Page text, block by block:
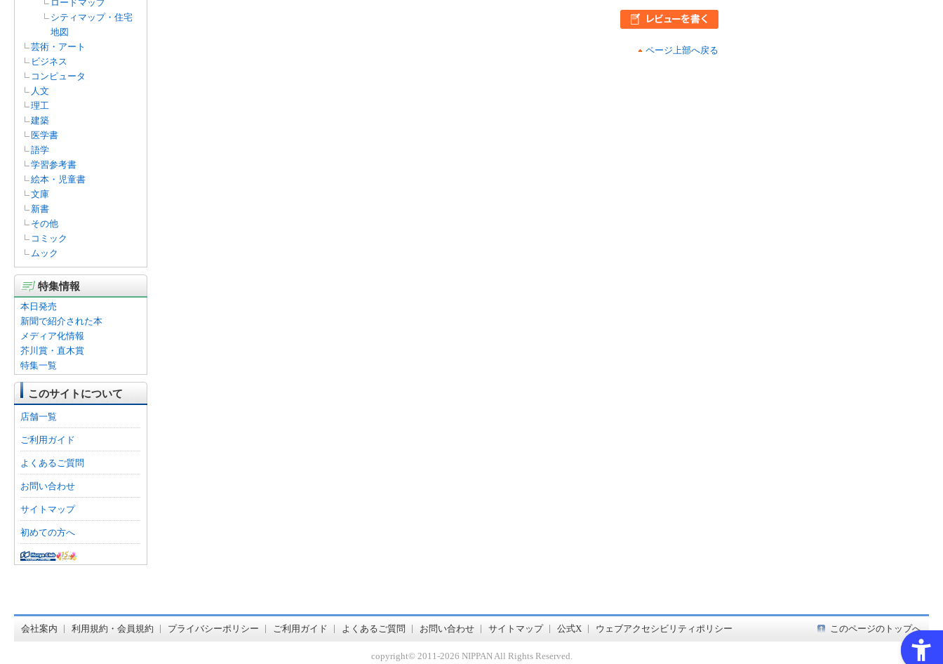
ロードマップ
シティマップ・住宅
地図
芸術・アート
ビジネス
コンピュータ
人文
理工
建築
医学書
語学
学習参考書
絵本・児童書
文庫
新書
その他
コミック
ムック
特集情報
本日発売
新聞で紹介された本
メディア化情報
芥川賞・直木賞
特集一覧
このサイトについて
店舗一覧
ご利用ガイド
よくあるご質問
お問い合わせ
サイトマップ
初めての方へ
ページ上部へ戻る
会社案内 利用規約・会員規約 プライバシーポリシー ご利用ガイド よくあるご質問 お問い合わせ サイトマップ 公式X ウェブアクセシビリティポリシー このページのトップへ
copyright© 2011-2026 NIPPAN All Rights Reserved.